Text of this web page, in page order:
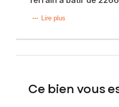
Situé dans le quartier
une vie pratique tout en
Cette parcelle présente
Les informations sur les
Lire plus
Ce bien vous